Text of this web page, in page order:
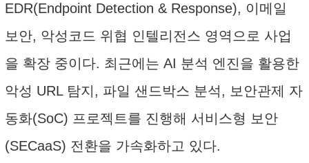
EDR(Endpoint Detection & Response), 이메일
보안, 악성코드 위협 인텔리전스 영역으로 사업
을 확장 중이다. 최근에는 AI 분석 엔진을 활용한
악성 URL 탐지, 파일 샌드박스 분석, 보안관제 자
동화(SoC) 프로젝트를 진행해 서비스형 보안
(SECaaS) 전환을 가속화하고 있다.